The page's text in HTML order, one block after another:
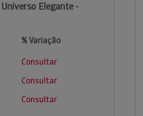
Universo Elegante -
% Variação
Consultar
Consultar
Consultar